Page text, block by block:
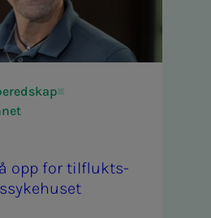
opp for til­­­flukts­